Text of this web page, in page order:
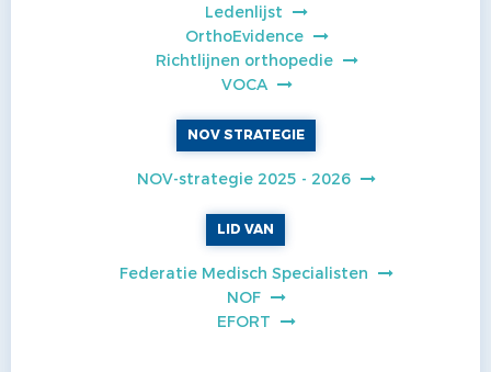
Ledenlijst
OrthoEvidence
Richtlijnen orthopedie
VOCA
NOV STRATEGIE
NOV-strategie 2025 - 2026
LID VAN
Federatie Medisch Specialisten
NOF
EFORT